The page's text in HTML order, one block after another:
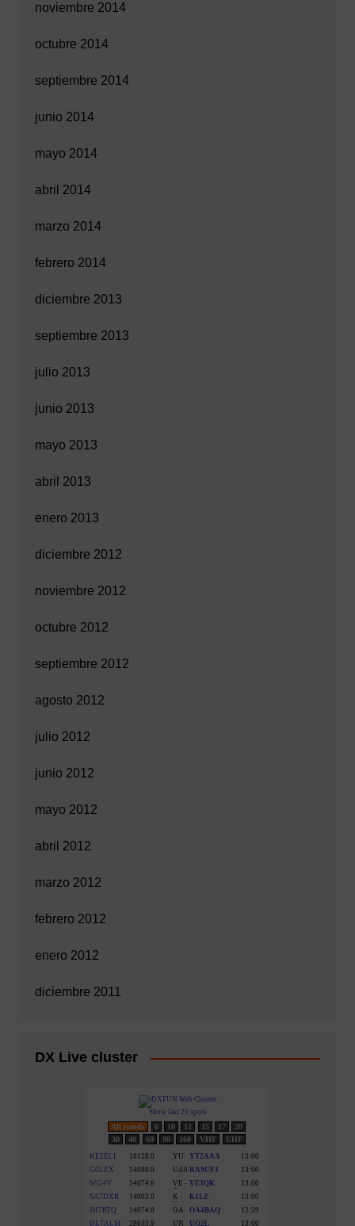
noviembre 2014
octubre 2014
septiembre 2014
junio 2014
mayo 2014
abril 2014
marzo 2014
febrero 2014
diciembre 2013
septiembre 2013
julio 2013
junio 2013
mayo 2013
abril 2013
enero 2013
diciembre 2012
noviembre 2012
octubre 2012
septiembre 2012
agosto 2012
julio 2012
junio 2012
mayo 2012
abril 2012
marzo 2012
febrero 2012
enero 2012
diciembre 2011
DX Live cluster